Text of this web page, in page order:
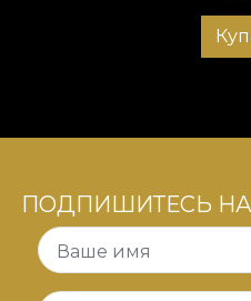
ПОДПИШИТЕСЬ
Ваше имя